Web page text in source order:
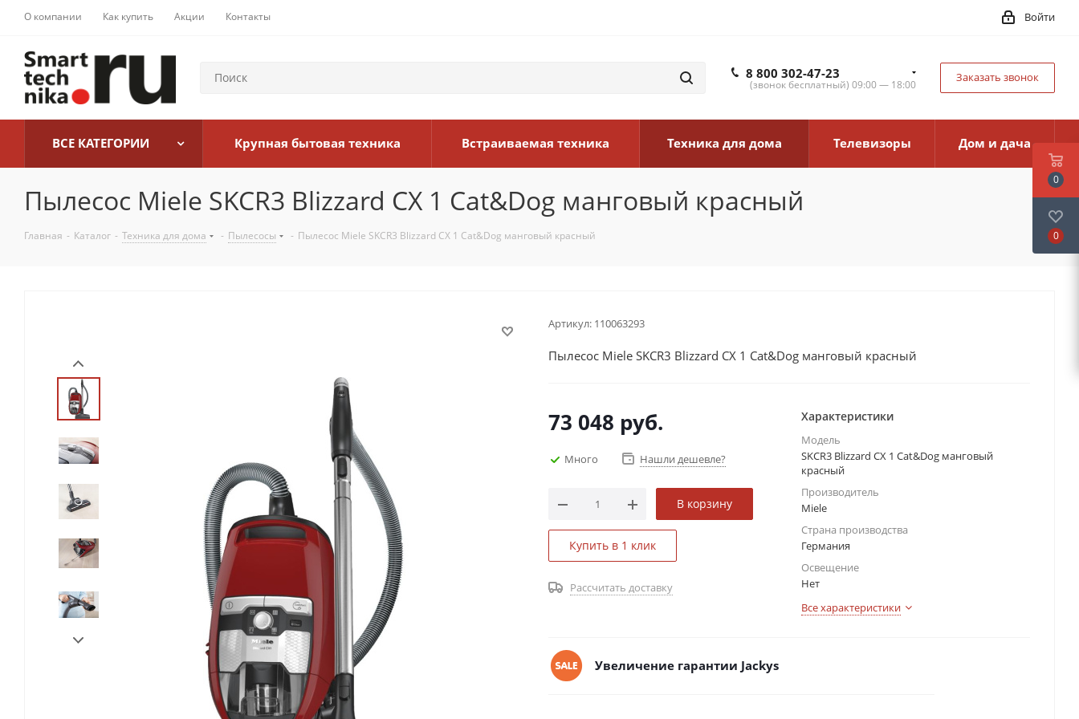
О компании Как купить Акции Контакты Войти
8 800 302-47-23
(звонок бесплатный) 09:00 — 18:00
Заказать звонок
ВСЕ КАТЕГОРИИ Крупная бытовая техника Встраиваемая техника Техника для дома Телевизоры Дом и дача
Пылесос Miele SKCR3 Blizzard CX 1 Cat&Dog манговый красный
Главная - Каталог - Техника для дома - Пылесосы - Пылесос Miele SKCR3 Blizzard CX 1 Cat&Dog манговый красный
Артикул: 110063293
Пылесос Miele SKCR3 Blizzard CX 1 Cat&Dog манговый красный
73 048 руб.
Много Нашли дешевле?
В корзину
Купить в 1 клик
Рассчитать доставку
Характеристики
Модель
SKCR3 Blizzard CX 1 Cat&Dog манговый
красный
Производитель
Miele
Страна производства
Германия
Освещение
Нет
Все характеристики
Увеличение гарантии Jackys
0
0